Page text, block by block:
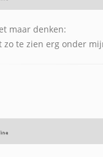
maar denken:
zo te zien erg onder